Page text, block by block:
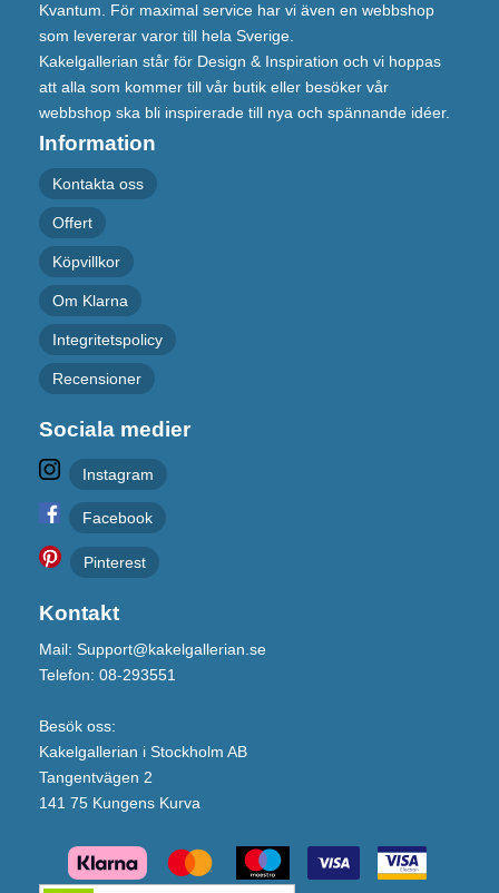
Kvantum. För maximal service har vi även en webbshop
som levererar varor till hela Sverige.
Kakelgallerian står för Design & Inspiration och vi hoppas
att alla som kommer till vår butik eller besöker vår
webbshop ska bli inspirerade till nya och spännande idéer.
Information
Kontakta oss
Offert
Köpvillkor
Om Klarna
Integritetspolicy
Recensioner
Sociala medier
Instagram
Facebook
Pinterest
Kontakt
Mail: Support@kakelgallerian.se
Telefon: 08-293551
Besök oss:
Kakelgallerian i Stockholm AB
Tangentvägen 2
141 75 Kungens Kurva